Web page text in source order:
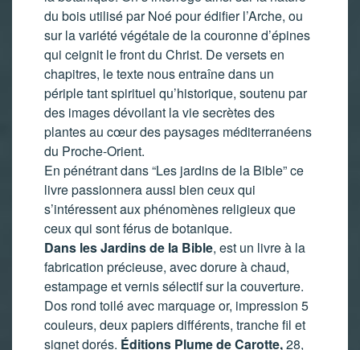
du bois utilisé par Noé pour édifier l’Arche, ou
sur la variété végétale de la couronne d’épines
qui ceignit le front du Christ. De versets en
chapitres, le texte nous entraîne dans un
périple tant spirituel qu’historique, soutenu par
des images dévoilant la vie secrètes des
plantes au cœur des paysages méditerranéens
du Proche-Orient.
En pénétrant dans “Les jardins de la Bible” ce
livre passionnera aussi bien ceux qui
s’intéressent aux phénomènes religieux que
ceux qui sont férus de botanique.
Dans les Jardins de la Bible, est un livre à la
fabrication précieuse, avec dorure à chaud,
estampage et vernis sélectif sur la couverture.
Dos rond toilé avec marquage or, impression 5
couleurs, deux papiers différents, tranche fil et
signet dorés. Éditions Plume de Carotte,28,